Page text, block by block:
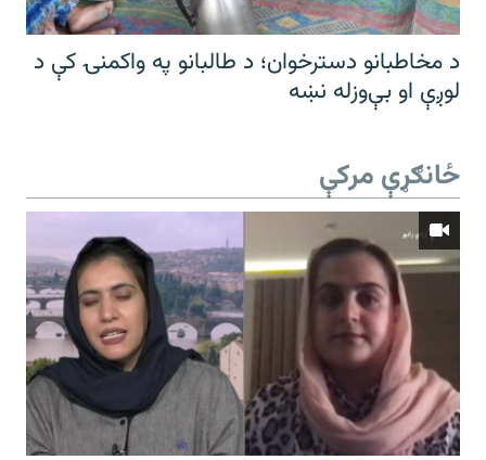
د مخاطبانو دسترخوان؛ د طالبانو په واکمنۍ کې د
لوږې او بې‌وزله نښه
ځانګړې مرکې